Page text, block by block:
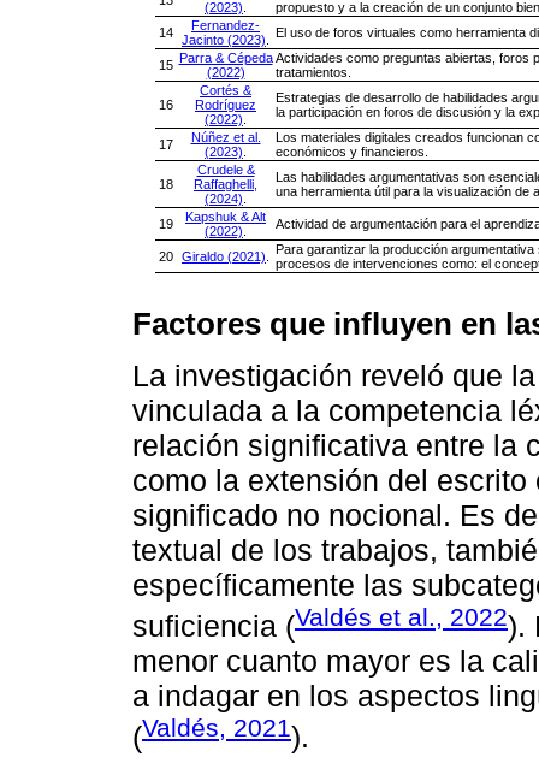
(2023)
propuesto y a la creación de un conjunto
14
Fernandez-
Jacinto (2023)
El uso de foros virtuales como herramienta
15 Parra & Cépeda
(2022)
Actividades como preguntas abiertas, foros
tratamientos.
16
Cortés &
Rodríguez
(2022)
Estrategias de desarrollo de habilidades
la participación en foros de discusión y la
17
Núñez et al.
(2023)
Los materiales digitales creados funcionan
económicos y financieros.
18
Crudele &
Raffaghelli,
(2024)
Las habilidades argumentativas son
una herramienta útil para la visualización de
19
Kapshuk & Alt
(2022)
Actividad de argumentación para el
20 Giraldo (2021)
Para garantizar la producción
procesos de intervenciones como: el
Factores que influyen en
La investigación reveló que
vinculada a la competencia
relación significativa entre la
como la extensión del
significado no nocional. Es
textual de los trabajos,
específicamente las
suficiencia (Valdés et al., 2022).
menor cuanto mayor es la
a indagar en los aspectos
(Valdés, 2021).